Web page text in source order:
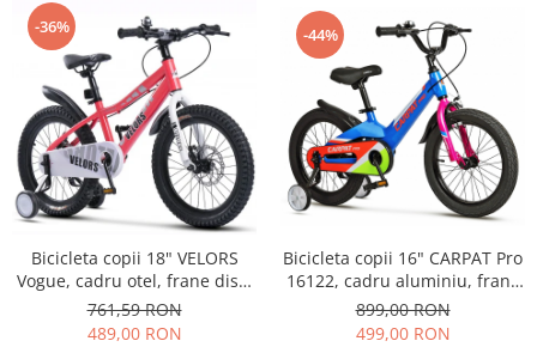
-36%
Bicicleta copii 18" VELORS
Vogue, cadru otel, frane disc,
roz, varsta 5-7 ani
761,59 RON
489,00 RON
-44%
Bicicleta copii 16" CARPAT Pro
16122, cadru aluminiu, frane
V-Brake/tambur,
albastru/portocaliu, varsta 4-6
899,00 RON
499,00 RON